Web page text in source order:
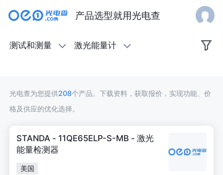
产品选型就用光电查
激
能
量
计
测试和测量 激光能量计
光电查为您提供208个产品。下载资料，获取报价，实现功能、价
格及供应的优化选择。
STANDA - 11QE65ELP-S-MB - 激光
能量检测器
美国